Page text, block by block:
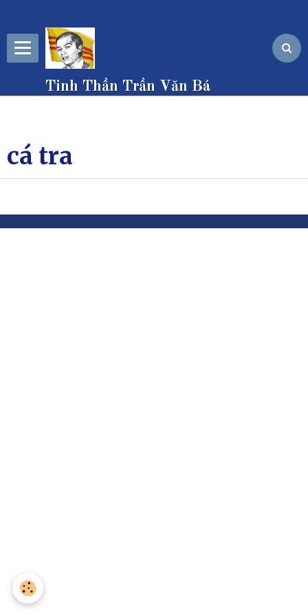
Tinh Thần Trần Văn Bá
cá tra